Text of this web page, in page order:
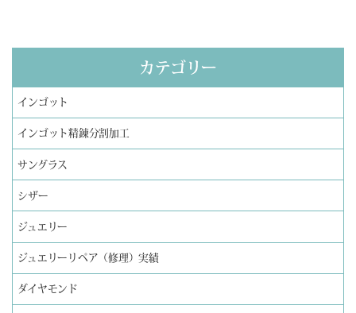
カテゴリー
インゴット
インゴット精錬分割加工
サングラス
シザー
ジュエリー
ジュエリーリペア（修理）実績
ダイヤモンド